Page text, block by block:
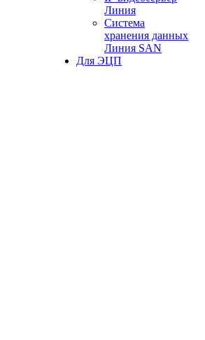
Линия
Система
хранения данных
Линия SAN
Для ЭЦП